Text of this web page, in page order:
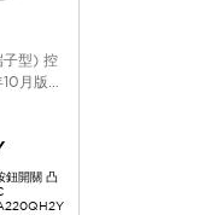
子型) 控
月版
A220QH2Y